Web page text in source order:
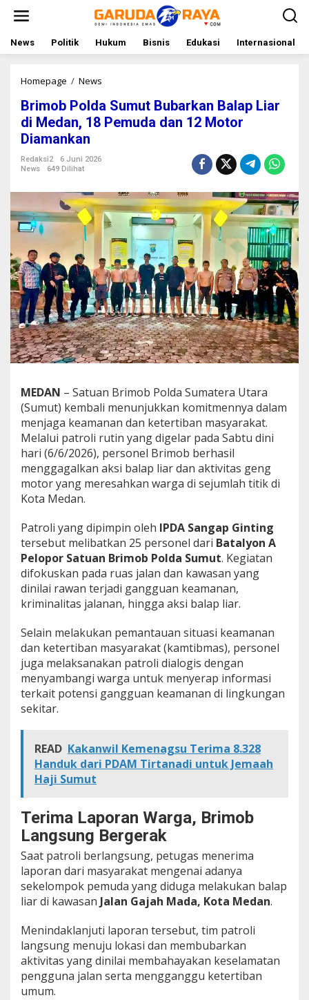
t
News Politik Hukum Bisnis Edukasi Internasional
Homepage / News
i
m
o
d
a
S
u
u
t
B
u
b
a
r
k
a
n
a
l
p
L
i
a
r
d
e
d
a
n
,
1
8
e
m
u
d
a
d
a
M
o
D
i
a
m
a
n
k
a
Brimob Polda Sumut Bubarkan Balap Liar
di Medan, 18 Pemuda dan 12 Motor
Diamankan
Redaksi2
6 Juni 2026
News
649 Dilihat
MEDAN – Satuan Brimob Polda Sumatera Utara
(Sumut) kembali menunjukkan komitmennya dalam
menjaga keamanan dan ketertiban masyarakat.
Melalui patroli rutin yang digelar pada Sabtu dini
hari (6/6/2026), personel Brimob berhasil
menggagalkan aksi balap liar dan aktivitas geng
motor yang meresahkan warga di sejumlah titik di
Kota Medan.
Patroli yang dipimpin oleh IPDA Sangap Ginting
tersebut melibatkan 25 personel dari Batalyon A
Pelopor Satuan Brimob Polda Sumut. Kegiatan
difokuskan pada ruas jalan dan kawasan yang
dinilai rawan terjadi gangguan keamanan,
kriminalitas jalanan, hingga aksi balap liar.
Selain melakukan pemantauan situasi keamanan
dan ketertiban masyarakat (kamtibmas), personel
juga melaksanakan patroli dialogis dengan
menyambangi warga untuk menyerap informasi
terkait potensi gangguan keamanan di lingkungan
sekitar.
READ Kakanwil Kemenagsu Terima 8.328
Handuk dari PDAM Tirtanadi untuk Jemaah
Haji Sumut
Terima Laporan Warga, Brimob
Langsung Bergerak
Saat patroli berlangsung, petugas menerima
laporan dari masyarakat mengenai adanya
sekelompok pemuda yang diduga melakukan balap
liar di kawasan Jalan Gajah Mada, Kota Medan.
Menindaklanjuti laporan tersebut, tim patroli
langsung menuju lokasi dan membubarkan
aktivitas yang dinilai membahayakan keselamatan
pengguna jalan serta mengganggu ketertiban
umum.